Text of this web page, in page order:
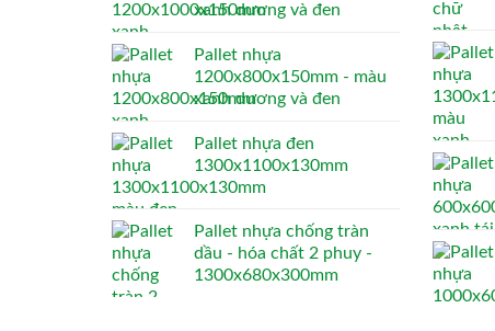
xanh dương và đen
Pallet nhựa
1200x800x150mm - màu
xanh dương và đen
Pallet nhựa đen
1300x1100x130mm
Pallet nhựa chống tràn
dầu - hóa chất 2 phuy -
1300x680x300mm